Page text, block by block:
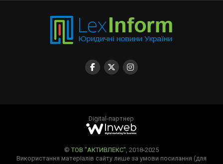
Digital-партнер
© ТОВ "АКТИВЛЕКС" , 2018-2025
Використання матеріалів сайту лише за умови посилання (для